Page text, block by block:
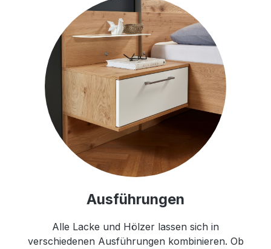
Ausführungen
Alle Lacke und Hölzer lassen sich in
verschiedenen Ausführungen kombinieren. Ob